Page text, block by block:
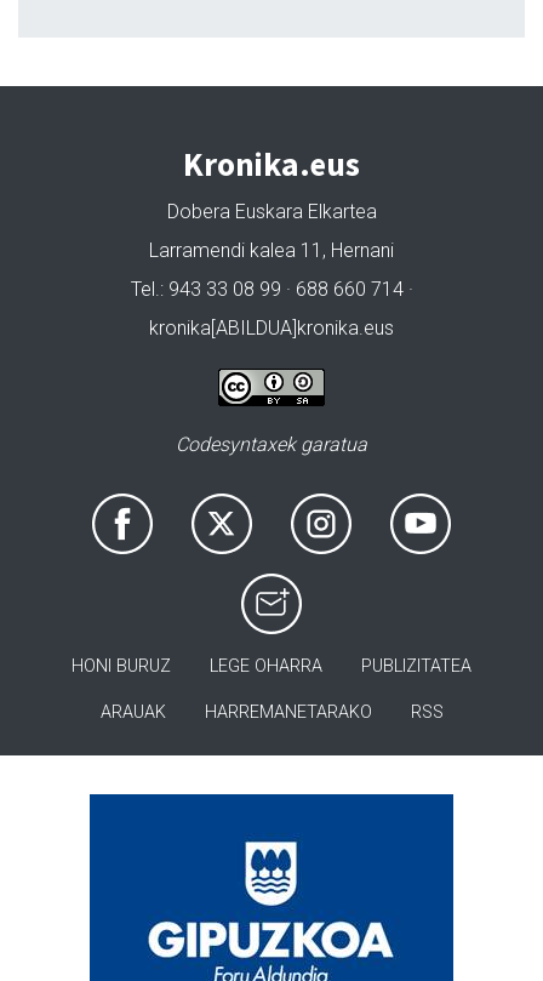
Kronika.eus
Dobera Euskara Elkartea
Larramendi kalea 11, Hernani
Tel.: 943 33 08 99 · 688 660 714 ·
kronika[ABILDUA]kronika.eus
Codesyntaxek garatua
HONI BURUZ LEGE OHARRA PUBLIZITATEA
ARAUAK HARREMANETARAKO RSS